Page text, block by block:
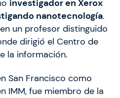
investigador en Xerox
nanotecnología.
un profesor distinguido
dirigió el Centro de
la información.
San Francisco como
IMM, fue miembro de la